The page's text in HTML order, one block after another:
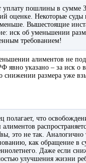
уплату пошлины в сумме
оценке. Некоторые суды
Вышестоящие
иск об уменьшении
требованием!
алиментов не
явно указано – за иск о
снижении размера уже
полагает, что
алиментов
это не так. Аналогично
как обращение в
Даже если
улучшения жизни